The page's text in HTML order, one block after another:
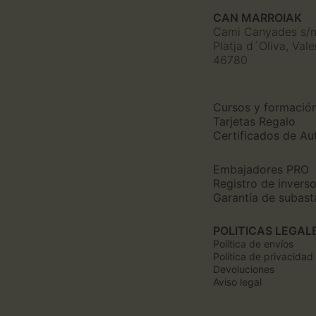
CAN MARROIAK
Cami Canyades s/n
Platja d´Oliva,
46780
Cursos y
Tarjetas Regalo
Certificados de
Embajadores PRO
Registro de
Garantía de
POLITICAS
Política de envíos
Política de privacidad
Devoluciones
Aviso legal